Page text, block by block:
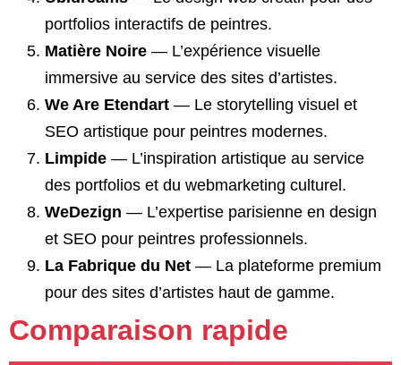
portfolios interactifs de peintres.
Matière Noire — L’expérience visuelle
immersive au service des sites d’artistes.
We Are Etendart — Le storytelling visuel et
SEO artistique pour peintres modernes.
Limpide — L’inspiration artistique au service
des portfolios et du webmarketing culturel.
WeDezign — L’expertise parisienne en design
et SEO pour peintres professionnels.
La Fabrique du Net — La plateforme premium
pour des sites d’artistes haut de gamme.
Comparaison rapide